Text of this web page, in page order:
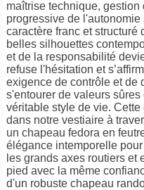
maîtrise technique, gestion
progressive de
caractère franc et structuré
belles silhouettes
et de la responsabilité
refuse l'hésitation et
exigence de contrôle et de
s'entourer de valeurs
véritable style de vie.
dans notre vestiaire à
un chapeau fedora en
élégance intemporelle
les grands axes routiers et
pied avec la même
d'un robuste chapeau